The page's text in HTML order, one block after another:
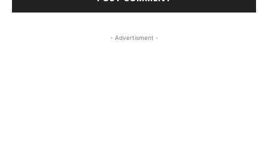
- Advertisment -